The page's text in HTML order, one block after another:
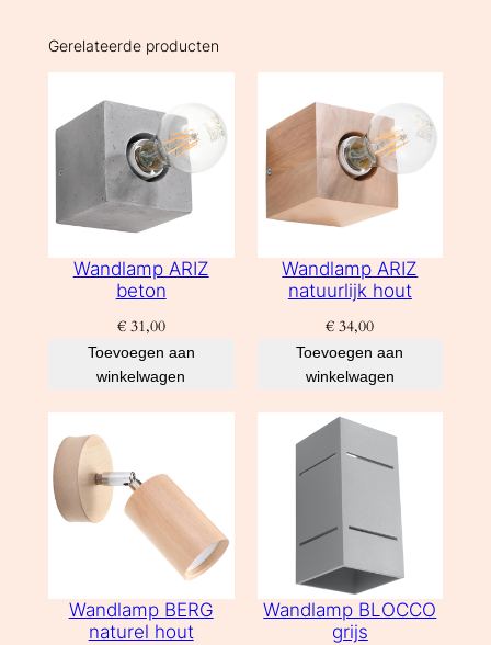
Gerelateerde producten
Wandlamp ARIZ
beton
€31,00
Toevoegen aan
winkelwagen
Wandlamp ARIZ
natuurlijk hout
€ 34,00
Toevoegen aan
winkelwagen
Wandlamp BERG
naturel hout
Wandlamp BLOCCO
grijs